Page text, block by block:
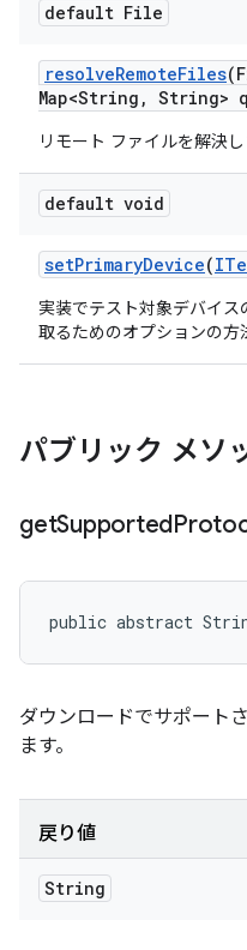
default File
resolveRemoteFiles
Map<String , String>
リモート ファイルを解決し
default void
setPrimaryDevice(
実装でテスト対象デバイ
取るためのオプションの方
パブリック メソ
getSupported
public abstract
ダウンロードでサポート
ます。
戻り値
String